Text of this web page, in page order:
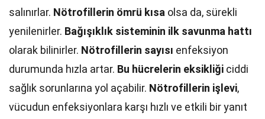
salınırlar. Nötrofillerin ömrü kısa olsa da, sürekli
yenilenirler. Bağışıklık sisteminin ilk savunma hattı
olarak bilinirler. Nötrofillerin sayısı enfeksiyon
durumunda hızla artar. Bu hücrelerin eksikliği ciddi
sağlık sorunlarına yol açabilir. Nötrofillerin işlevi,
vücudun enfeksiyonlara karşı hızlı ve etkili bir yanıt